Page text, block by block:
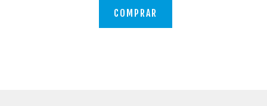
COMPRAR